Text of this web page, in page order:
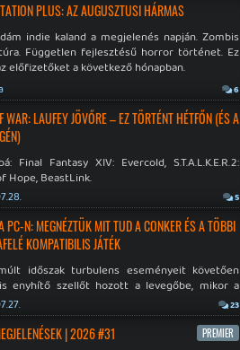
PLUS: AZ AUGUSZTUSI HÁRMAS
indie kaland a megjelenés napján. Zombis
Független fejlesztésű horror történet. Ez
előfizetőket a következő hónapban.
6
WAR: LAUFEY JÖVŐRE – EZ TÖRTÉNT HÉTFŐN (ÉS A
Final Fantasy XIV: Evercold, S.T.A.L.K.E.R.2:
Hope, BeastLink.
5
PC-N: MEGNÉZTÜK MIT TUD A CONKER ÉS A TÖBBI
KOMPATIBILIS JÁTÉK
időszak turbulens eseményeit követően
enyhítő szellőt hozott a levegőbe, mikor a
bejelentette, hogy PC-re is kiterjesztik az
visszafelé kompatibilitást. Lássuk,
jutottak...
23
| 2026 #31 PREMIER